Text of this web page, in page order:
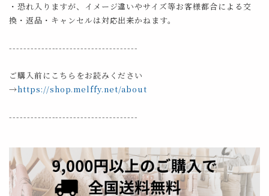
・恐れ入りますが、イメージ違いやサイズ等お客様都合による交
換・返品・キャンセルは対応出来かねます。
------------------------------------
ご購入前にこちらをお読みください
→https://shop.melffy.net/about
------------------------------------